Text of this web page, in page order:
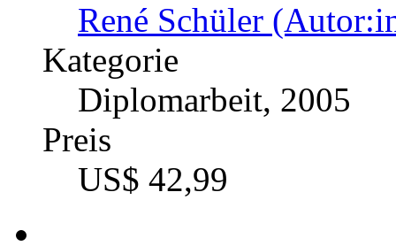
René Schüler
Kategorie
Diplomarbeit, 2005
Preis
US$ 42,99